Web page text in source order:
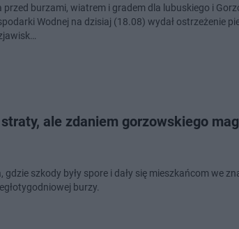
przed burzami, wiatrem i gradem dla lubuskiego i
Wodnej na dzisiaj (18.08) wydał ostrzeżenie
straty, ale zdaniem gorzowskiego
gdzie szkody były spore i dały się mieszkańcom we
burzy.